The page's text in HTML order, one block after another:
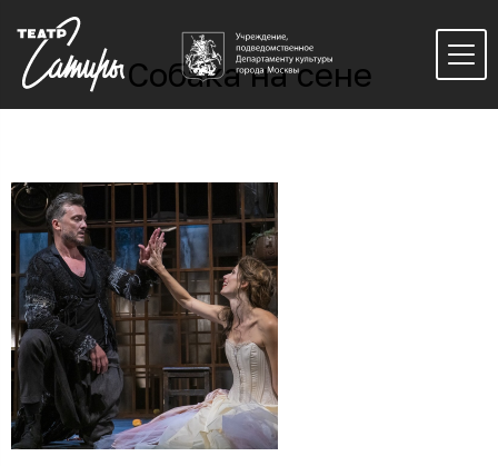
Собака на сене